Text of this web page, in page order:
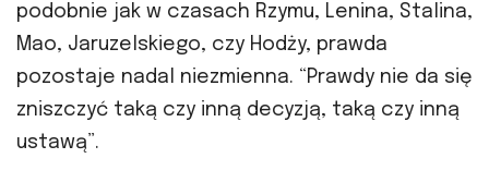
podobnie jak w czasach Rzymu, Lenina, Stalina,
Mao, Jaruzelskiego, czy Hodży, prawda
pozostaje nadal niezmienna. “Prawdy nie da się
zniszczyć taką czy inną decyzją, taką czy inną
ustawą”.